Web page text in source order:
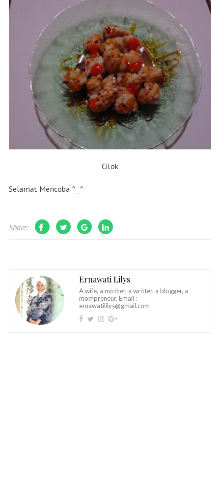
Cilok
Selamat Mencoba ^_^
Share:
Ernawati Lilys
A wife, a mother, a writter, a blogger, a
mompreneur. Email :
ernawatililys@gmail.com